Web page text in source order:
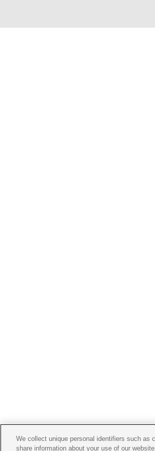
We collect unique personal identifiers such as
share information about your use of our